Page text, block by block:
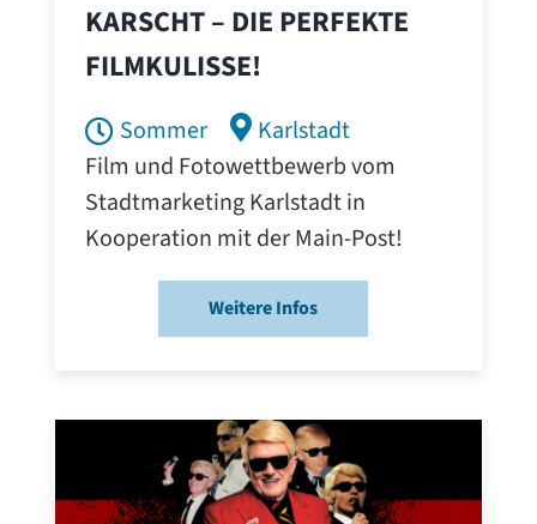
KARSCHT – DIE PERFEKTE
FILMKULISSE!
Sommer
Karlstadt
Film und Fotowettbewerb vom
Stadtmarketing Karlstadt in
Kooperation mit der Main-Post!
Weitere Infos